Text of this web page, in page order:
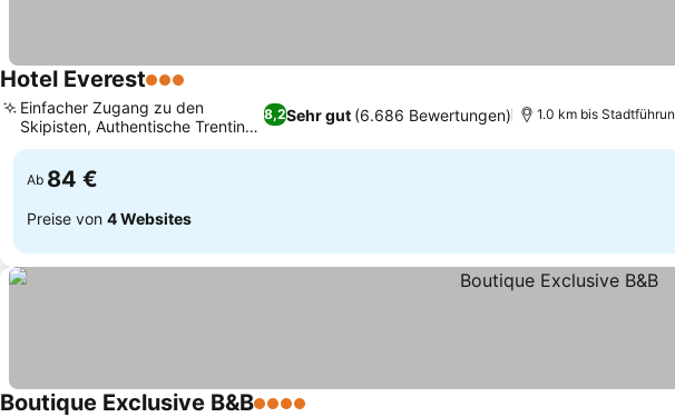
Hotel Everest3 Sterne
8,2Sehr gut (6.686 Bewertungen)
Einfacher Zugang zu den
Skipisten, Authentische Trentiner
Küche
1.0 km bis
Ab 84 €
Preise von 4 Websites
Boutique Exclusive B&B